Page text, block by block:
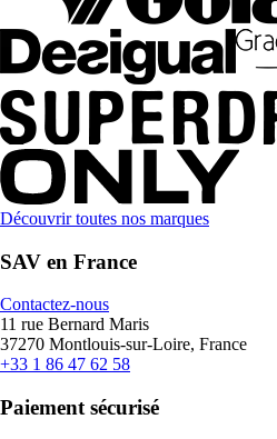
Découvrir toutes nos marques
SAV en France
Contactez-nous
11 rue Bernard Maris
37270 Montlouis-sur-Loire, France
+33 1 86 47 62 58
Paiement sécurisé